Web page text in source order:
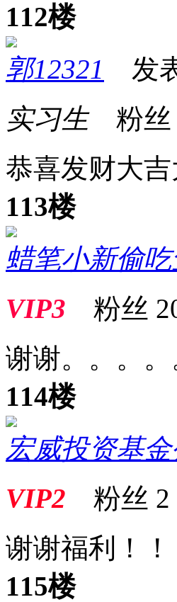
112楼
郭12321
发
实习生粉丝
恭喜发财大
113楼
蜡笔小新偷吃
VIP3 粉丝
谢谢。。。
114楼
宏威投资基
VIP2 粉丝 2
谢谢福利！
115楼